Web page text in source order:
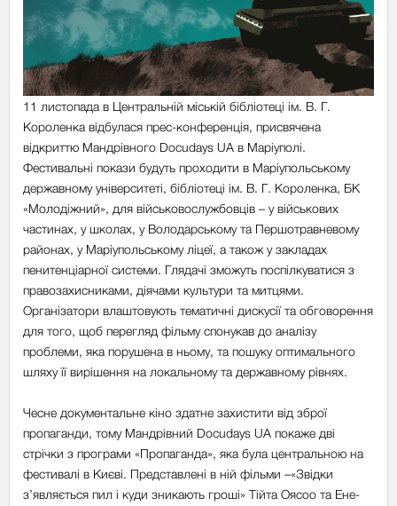
11 листопада в Центральній міській бібліотеці ім. В. Г.
Короленка відбулася прес-конференція, присвячена
відкриттю Мандрівного Docudays UA в Маріуполі.
Фестивальні покази будуть проходити в Маріупольському
державному університеті, бібліотеці ім. В. Г. Короленка, БК
«Молодіжний», для військовослужбовців – у військових
частинах, у школах, у Володарському та Першотравневому
районах, у Маріупольському ліцеї, а також у закладах
пенитенціарної системи. Глядачі зможуть поспілкуватися з
правозахисниками, діячами культури та митцями.
Організатори влаштовують тематичні дискусії та обговорення
для того, щоб перегляд фільму спонукав до аналізу
проблеми, яка порушена в ньому, та пошуку оптимального
шляху її вирішення на локальному та державному рівнях.
Чесне документальне кіно здатне захистити від зброї
пропаганди, тому Мандрівний Docudays UA покаже дві
стрічки з програми «Пропаганда», яка була центральною на
фестивалі в Києві. Представлені в ній фільми –«Звідки
з’являється пил і куди зникають гроші» Тійта Оясоо та Ене-